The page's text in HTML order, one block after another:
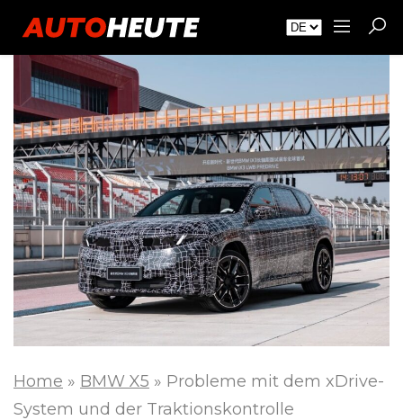
Home » BMW X5 » Probleme mit dem xDrive-
System und der Traktionskontrolle